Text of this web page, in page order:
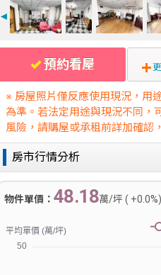
◄
預約看屋
※ 房屋照片僅反應使用現況，用
為準。若法定用途與現況不同，
風險，請購屋或承租前詳加確認
房市行情分析
物件單價： 48.18萬/坪 (